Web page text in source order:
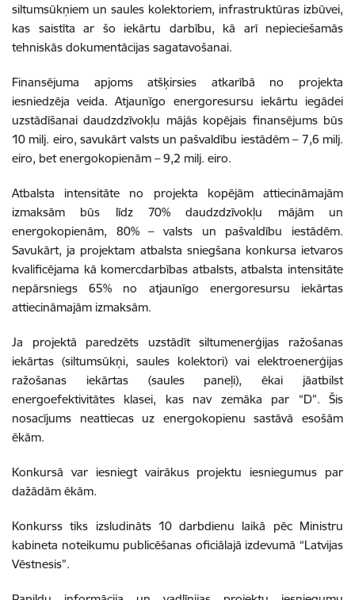
siltumsūkņiem un saules kolektoriem, infrastruktūras izbūvei,
kas saistīta ar šo iekārtu darbību, kā arī nepieciešamās
tehniskās dokumentācijas sagatavošanai.
Finansējuma apjoms atšķirsies atkarībā no projekta
iesniedzēja veida. Atjaunīgo energoresursu iekārtu iegādei
uzstādīšanai daudzdzīvokļu mājās kopējais finansējums būs
10 milj. eiro, savukārt valsts un pašvaldību iestādēm – 7,6 milj.
eiro, bet energokopienām – 9,2 milj. eiro.
Atbalsta intensitāte no projekta kopējām attiecināmajām
izmaksām būs līdz 70% daudzdzīvokļu mājām un
energokopienām, 80% – valsts un pašvaldību iestādēm.
Savukārt, ja projektam atbalsta sniegšana konkursa ietvaros
kvalificējama kā komercdarbības atbalsts, atbalsta intensitāte
nepārsniegs 65% no atjaunīgo energoresursu iekārtas
attiecināmajām izmaksām.
Ja projektā paredzēts uzstādīt siltumenerģijas ražošanas
iekārtas (siltumsūkņi, saules kolektori) vai elektroenerģijas
ražošanas iekārtas (saules paneļi), ēkai jāatbilst
energoefektivitātes klasei, kas nav zemāka par “D”. Šis
nosacījums neattiecas uz energokopienu sastāvā esošām
ēkām.
Konkursā var iesniegt vairākus projektu iesniegumus par
dažādām ēkām.
Konkurss tiks izsludināts 10 darbdienu laikā pēc Ministru
kabineta noteikumu publicēšanas oficiālajā izdevumā “Latvijas
Vēstnesis”.